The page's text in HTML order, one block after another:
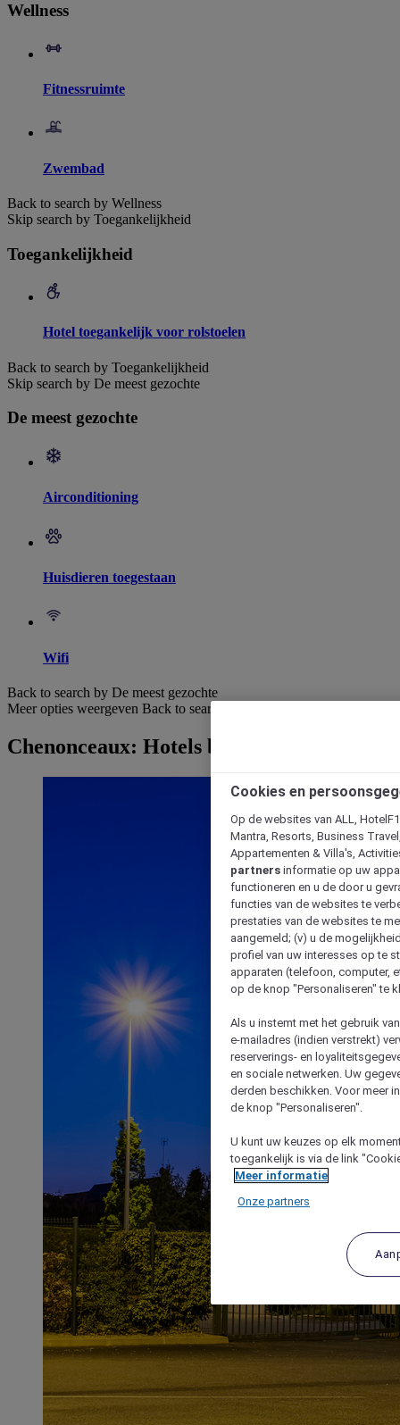
Wellness
Fitnessruimte
Zwembad
Back to search by Wellness
Skip search by Toegankelijkheid
Toegankelijkheid
Hotel toegankelijk voor rolstoelen
Back to search by Toegankelijkheid
Skip search by De meest gezochte
De meest gezochte
Airconditioning
Huisdieren toegestaan
Wifi
Back to search by De meest gezochte
Meer opties weergeven Back to search by categories
Chenonceaux: Hotels bekijken
Cookies en
Op de websites van ALL,
Mantra, Resorts, Business
Appartementen & Villa's,
partners informatie op uw
functioneren en u de door u
functies van de websites te
prestaties van de websites te
aangemeld; (v) u de
profiel van uw interesses op te
apparaten (telefoon, computer,
op de knop "Personaliseren" te
Als u instemt met het gebruik
e-mailadres (indien verstrekt)
reserverings- en
en sociale netwerken. Uw
derden beschikken. Voor meer
de knop "Personaliseren".
U kunt uw keuzes op elk
toegankelijk is via de link
Meer informatie
Onze partners